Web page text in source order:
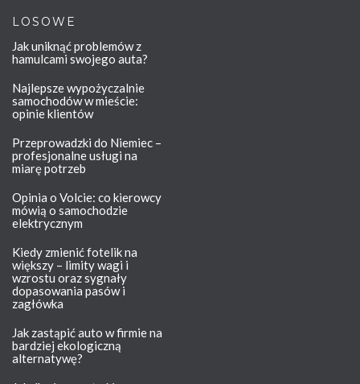
LOSOWE
Jak uniknąć problemów z
hamulcami swojego auta?
Najlepsze wypożyczalnie
samochodów w mieście:
opinie klientów
Przeprowadzki do Niemiec –
profesjonalne usługi na
miarę potrzeb
Opinia o Volcie: co kierowcy
mówią o samochodzie
elektrycznym
Kiedy zmienić fotelik na
większy – limity wagi i
wzrostu oraz sygnały
dopasowania pasów i
zagłówka
Jak zastąpić auto w firmie na
bardziej ekologiczną
alternatywę?